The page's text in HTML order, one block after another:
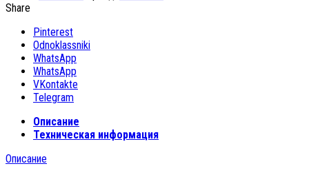
Share
Pinterest
Odnoklassniki
WhatsApp
WhatsApp
VKontakte
Telegram
Описание
Техническая информация
Описание